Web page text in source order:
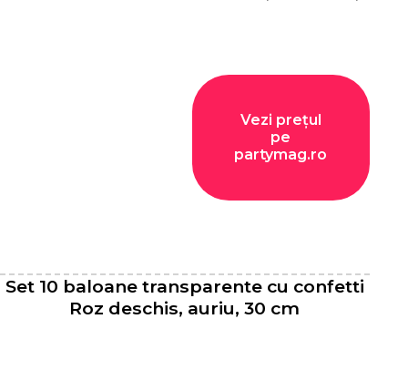
Vezi prețul
pe
partymag.ro
Set 10 baloane transparente cu confetti
Roz deschis, auriu, 30 cm